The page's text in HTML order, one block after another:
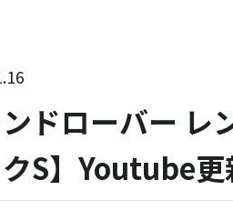
ンドローバー
S】Youtube更